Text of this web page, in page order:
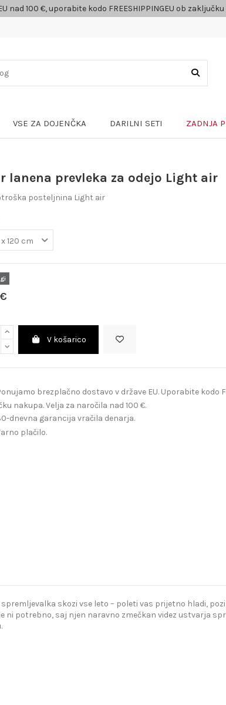
nad 100 €, uporabite kodo FREESHIPPINGEU ob
VSE ZA DOJENČKA DARILNI SETI ZADNJA
lanena prevleka za odejo Light air
posteljnina Light air
V košarico
brezplačno dostavo v države EU. Uporabite kodo
nakupa. Velja za naročila nad 100 €.
dnevna garancija vračila denarja.
plačilo.
skozi vse leto – poleti vas prijetno hladi,
ni potrebno, saj njen naravno zmečkan videz ustvarja